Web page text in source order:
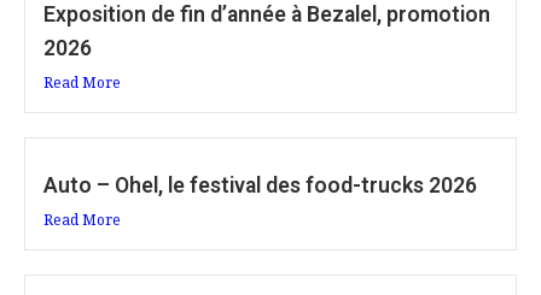
Exposition de fin d’année à Bezalel, promotion
2026
Read More
Auto – Ohel, le festival des food-trucks 2026
Read More